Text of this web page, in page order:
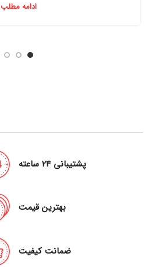
ادامه مطلب
پشتیبانی 24 ساعته
بهترین قیمت
ضمانت کیفیت